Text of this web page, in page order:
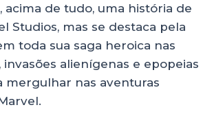
acima de tudo, uma história de
Studios, mas se destaca pela
toda sua saga heroica nas
alienígenas e epopeias
mergulhar nas aventuras